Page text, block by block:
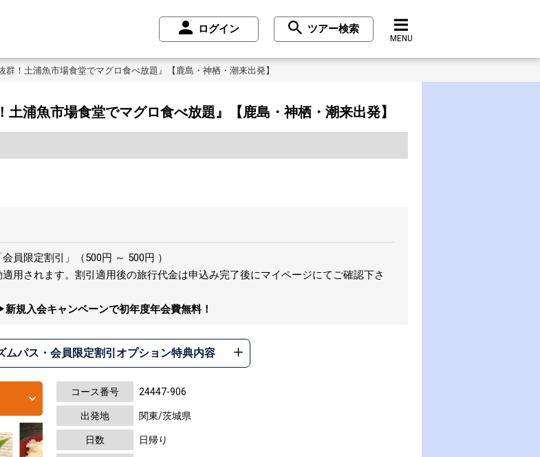
ログイン ツアー検索
MENU
！土浦魚市場食堂でマグロ食べ放題』【鹿島・神栖・潮来出発】
浦魚市場食堂でマグロ食べ放題』【鹿島・神栖・潮来出発】
員限定割引」（500円 ～ 500円 ）
用されます。割引適用後の旅行代金は申込み完了後にマイページにてご確認下さ
新規入会キャンペーンで初年度年会費無料！
ムパス・会員限定割引オプション特典内容
コース番号 24447-906
出発地 関東/茨城県
日数 日帰り